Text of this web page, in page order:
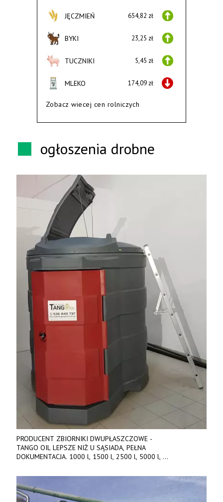
JĘCZMIEŃ 654,82 zł
BYKI 23,25 zł
TUCZNIKI 5,45 zł
MLEKO 174,09 zł
Zobacz wiecej cen rolniczych
ogłoszenia drobne
PRODUCENT ZBIORNIKI DWUPŁASZCZOWE -
TANGO OIL LEPSZE NIŻ U SĄSIADA, PEŁNA
DOKUMENTACJA. 1000 l, 1500 l, 2500 l, 5000 l,
842 737, www.tango-oil.pl